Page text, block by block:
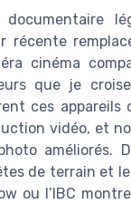
récente
cinéma
que je
ces appareils
vidéo, et
améliorés.
de terrain et
ou l’IBC